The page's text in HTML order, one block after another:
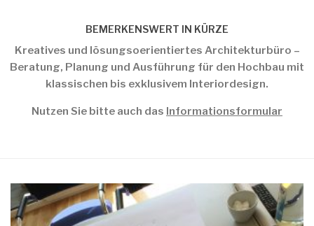
BEMERKENSWERT IN KÜRZE
Kreatives und lösungsoerientiertes Architekturbüro –
Beratung, Planung und Ausführung für den Hochbau mit
klassischen bis exklusivem Interiordesign.
Nutzen Sie bitte auch das Informationsformular